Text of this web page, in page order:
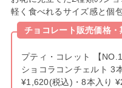
軽く食べれるサイズ感と個
チョコレート販売価格・
プティ・コレット 【
ショコラコンチェルト 3
¥1,620(税込)・8本入り